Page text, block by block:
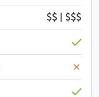
$$ | $$$